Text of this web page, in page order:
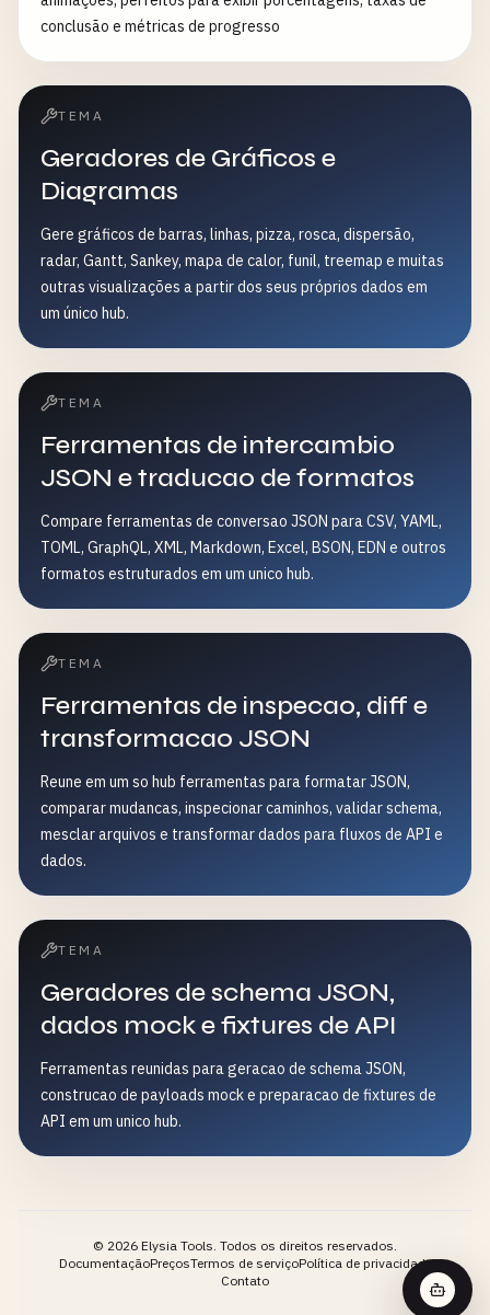
conclusão e métricas de progresso
TEMA
Geradores de Gráficos e
Diagramas
Gere gráficos de barras, linhas, pizza, rosca, dispersão,
radar, Gantt, Sankey, mapa de calor, funil, treemap e muitas
outras visualizações a partir dos seus próprios dados em
um único hub.
TEMA
Ferramentas de intercambio
JSON e traducao de formatos
Compare ferramentas de conversao JSON para CSV, YAML,
TOML, GraphQL, XML, Markdown, Excel, BSON, EDN e outros
formatos estruturados em um unico hub.
TEMA
Ferramentas de inspecao, diff e
transformacao JSON
Reune em um so hub ferramentas para formatar JSON,
comparar mudancas, inspecionar caminhos, validar schema,
mesclar arquivos e transformar dados para fluxos de API e
dados.
TEMA
Geradores de schema JSON,
dados mock e fixtures de API
Ferramentas reunidas para geracao de schema JSON,
construcao de payloads mock e preparacao de fixtures de
API em um unico hub.
© 2026 Elysia Tools. Todos os direitos reservados.
DocumentaçãoPreçosTermos de serviçoPolítica de privacidade
Contato